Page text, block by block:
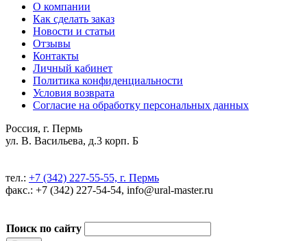
О компании
Как сделать заказ
Новости и статьи
Отзывы
Контакты
Личный кабинет
Политика конфиденциальности
Условия возврата
Согласие на обработку персональных данных
Россия, г. Пермь
ул. В. Васильева, д.3 корп. Б
тел.: +7 (342) 227-55-55, г. Пермь
факс.: +7 (342) 227-54-54, info@ural-master.ru
Поиск по сайту